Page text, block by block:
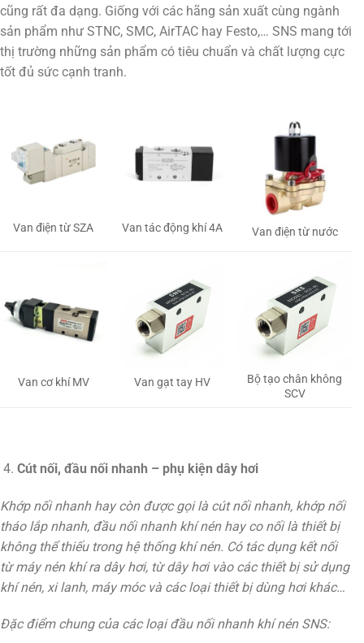
cũng rất đa dạng. Giống với các hãng sản xuất cùng ngành
sản phẩm như STNC, SMC, AirTAC hay Festo,… SNS mang tới
thị trường những sản phẩm có tiêu chuẩn và chất lượng cực
tốt đủ sức cạnh tranh.
Van điện từ SZA Van tác động khí 4A Van điện từ nước
Van cơ khí MV Van gạt tay HV
Bộ tạo chân không
SCV
Cút nối, đầu nối nhanh – phụ kiện dây hơi
Khớp nối nhanh hay còn được gọi là cút nối nhanh, khớp nối
tháo lắp nhanh, đầu nối nhanh khí nén hay co nối là thiết bị
không thể thiếu trong hệ thống khí nén. Có tác dụng kết nối
từ máy nén khí ra dây hơi, từ dây hơi vào các thiết bị sử dụng
khí nén, xi lanh, máy móc và các loại thiết bị dùng hơi khác…
Đặc điểm chung của các loại đầu nối nhanh khí nén SNS: